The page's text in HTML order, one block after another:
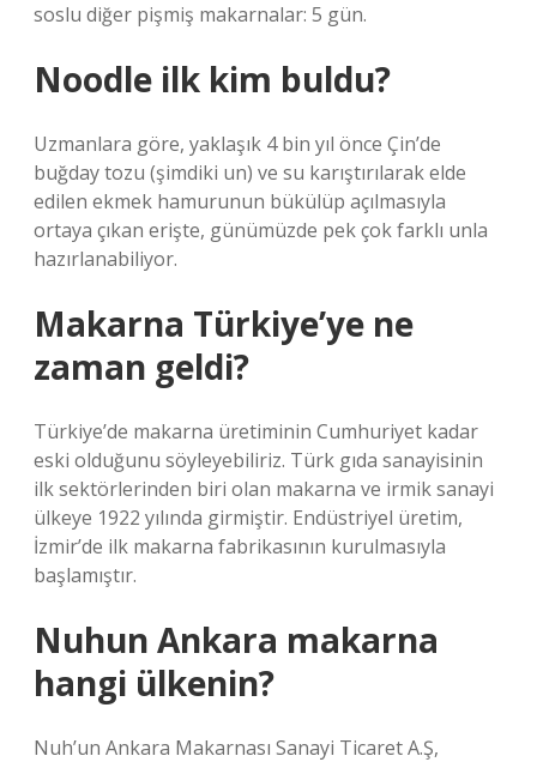
soslu diğer pişmiş makarnalar: 5 gün.
Noodle ilk kim buldu?
Uzmanlara göre, yaklaşık 4 bin yıl önce Çin’de
buğday tozu (şimdiki un) ve su karıştırılarak elde
edilen ekmek hamurunun bükülüp açılmasıyla
ortaya çıkan erişte, günümüzde pek çok farklı unla
hazırlanabiliyor.
Makarna Türkiye’ye ne
zaman geldi?
Türkiye’de makarna üretiminin Cumhuriyet kadar
eski olduğunu söyleyebiliriz. Türk gıda sanayisinin
ilk sektörlerinden biri olan makarna ve irmik sanayi
ülkeye 1922 yılında girmiştir. Endüstriyel üretim,
İzmir’de ilk makarna fabrikasının kurulmasıyla
başlamıştır.
Nuhun Ankara makarna
hangi ülkenin?
Nuh’un Ankara Makarnası Sanayi Ticaret A.Ş,